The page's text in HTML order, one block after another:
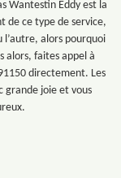
Wantestin Eddy est la
de ce type de service,
l’autre, alors pourquoi
alors, faites appel à
directement. Les
grande joie et vous